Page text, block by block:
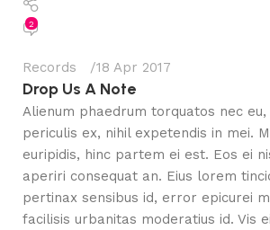
2
Records 18 Apr 2017
Drop Us A Note
Alienum phaedrum torquatos nec
periculis ex, nihil expetendis in mei.
euripidis, hinc partem ei est. Eos ei
aperiri consequat an. Eius lorem
pertinax sensibus id, error epicurei
facilisis urbanitas moderatius id. Vis